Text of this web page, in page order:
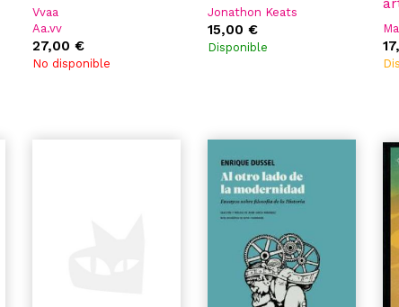
Vvaa
Aa.vv
27,00 €
No disponible
Jonathon Keats
Mónica Mays
Marianne Hoffmeister
15,00 €
Disponible